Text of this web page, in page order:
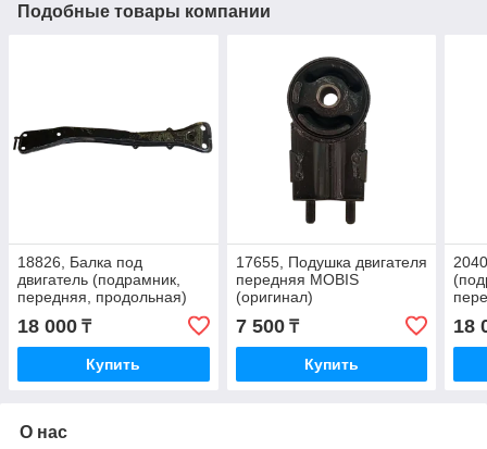
Подобные товары компании
18826, Балка под
двигатель (подрамник,
передняя, продольная)
MOBIS 21700-34010
18 000 ₸
Купить
17655, Подушка двигателя
передняя MOBIS
(оригинал)
7 500₸
Купить
2
18
О нас